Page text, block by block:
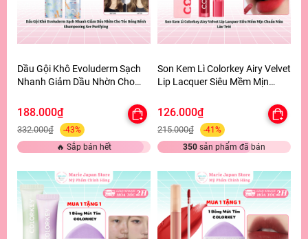
Dầu Gội Khô Evoluderm Sạch
Nhanh Giảm Dầu Nhờn Cho
Sec Purifying
188.000₫
332.000₫
-43%
🔥 Sắp bán hết
Son Kem Lì Colorkey Airy Velvet
Lip Lacquer Siêu Mềm Mịn
126.000₫
215.000₫
-41%
350 sản phẩm đã bán